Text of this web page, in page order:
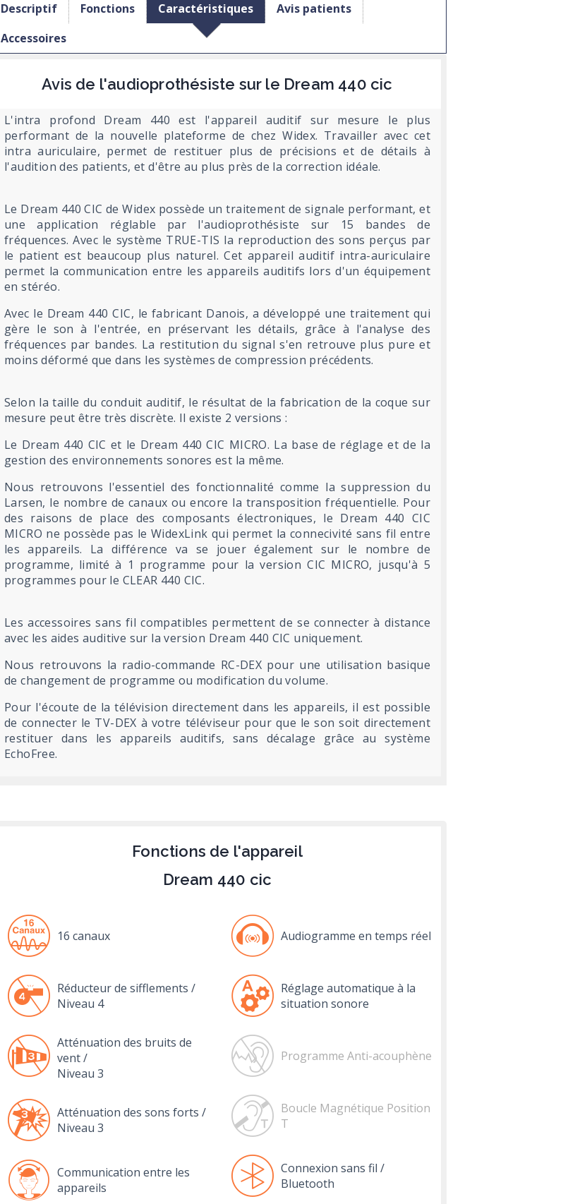
Descriptif Fonctions Caractéristiques
Avis patients
Accessoires
Avis de l'audioprothésiste sur le Dream 440 cic
L'intra profond Dream 440 est l'appareil auditif sur mesure le plus
performant de la nouvelle plateforme de chez Widex. Travailler avec cet
intra auriculaire, permet de restituer plus de précisions et de détails à
l'audition des patients, et d'être au plus près de la correction idéale.
Le Dream 440 CIC de Widex possède un traitement de signale performant, et
une application réglable par l'audioprothésiste sur 15 bandes de
fréquences. Avec le système TRUE-TIS la reproduction des sons perçus par
le patient est beaucoup plus naturel. Cet appareil auditif intra-auriculaire
permet la communication entre les appareils auditifs lors d'un équipement
en stéréo.
Avec le Dream 440 CIC, le fabricant Danois, a développé une traitement qui
gère le son à l'entrée, en préservant les détails, grâce à l'analyse des
fréquences par bandes. La restitution du signal s'en retrouve plus pure et
moins déformé que dans les systèmes de compression précédents.
Selon la taille du conduit auditif, le résultat de la fabrication de la coque sur
mesure peut être très discrète. Il existe 2 versions :
Le Dream 440 CIC et le Dream 440 CIC MICRO. La base de réglage et de la
gestion des environnements sonores est la même.
Nous retrouvons l'essentiel des fonctionnalité comme la suppression du
Larsen, le nombre de canaux ou encore la transposition fréquentielle. Pour
des raisons de place des composants électroniques, le Dream 440 CIC
MICRO ne possède pas le WidexLink qui permet la connecivité sans fil entre
les appareils. La différence va se jouer également sur le nombre de
programme, limité à 1 programme pour la version CIC MICRO, jusqu'à 5
programmes pour le CLEAR 440 CIC.
Les accessoires sans fil compatibles permettent de se connecter à distance
avec les aides auditive sur la version Dream 440 CIC uniquement.
Nous retrouvons la radio-commande RC-DEX pour une utilisation basique
de changement de programme ou modification du volume.
Pour l'écoute de la télévision directement dans les appareils, il est possible
de connecter le TV-DEX à votre téléviseur pour que le son soit directement
restituer dans les appareils auditifs, sans décalage grâce au système
EchoFree.
Fonctions de l'appareil
Dream 440 cic
16 canaux
Réducteur de sifflements /
Niveau 4
Atténuation des bruits de
vent /
Niveau 3
Atténuation des sons forts /
Niveau 3
Communication entre les
appareils
Audiogramme en temps réel
Réglage automatique à la
situation sonore
Programme Anti-acouphène
Boucle Magnétique Position
T
Connexion sans fil /
Bluetooth